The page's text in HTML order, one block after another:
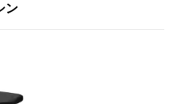
ン